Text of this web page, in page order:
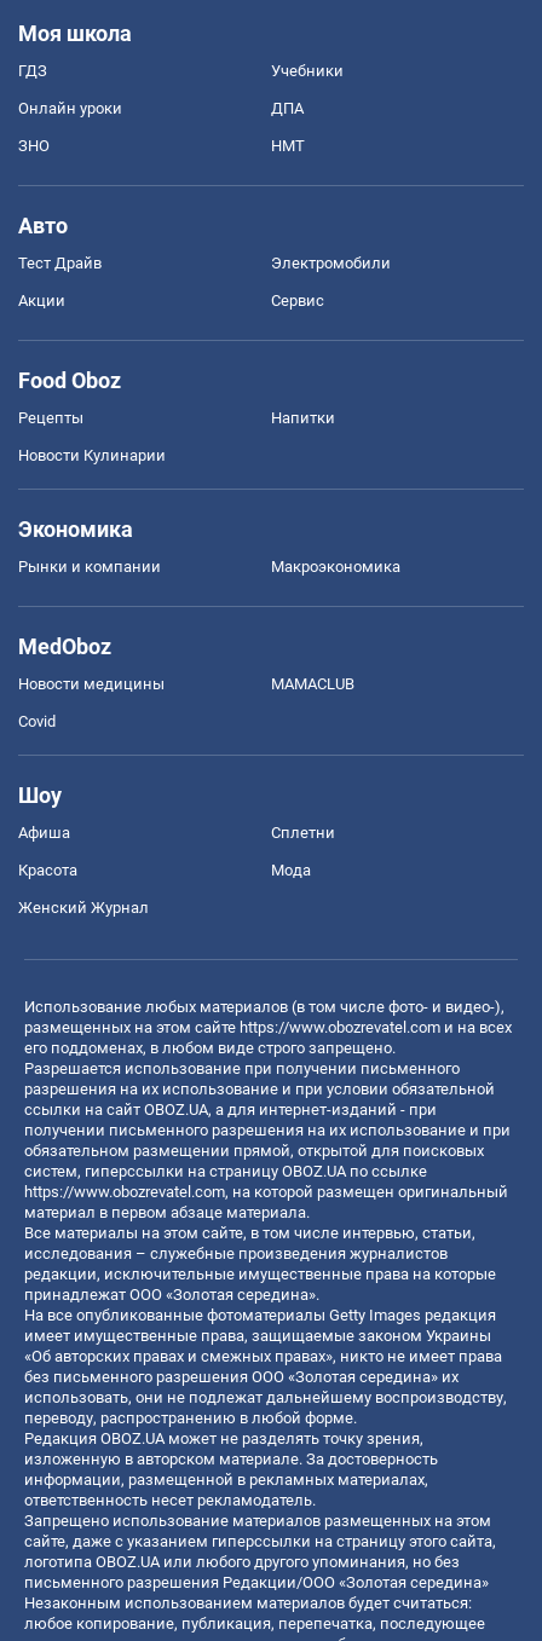
Моя школа
ГДЗ Учебники
Онлайн уроки ДПА
ЗНО НМТ
Авто
Тест Драйв Электромобили
Акции Сервис
Food Oboz
Рецепты Напитки
Новости Кулинарии
Экономика
Рынки и компании Mакроэкономика
MedOboz
Новости медицины MAMACLUB
Covid
Шоу
Афиша Сплетни
Красота Мода
Женский Журнал
Использование любых материалов (в том числе фото- и видео-),
размещенных на этом сайте https://www.obozrevatel.com и на всех
его поддоменах, в любом виде строго запрещено.
Разрешается использование при получении письменного
разрешения на их использование и при условии обязательной
ссылки на сайт OBOZ.UA, а для интернет-изданий - при
получении письменного разрешения на их использование и при
обязательном размещении прямой, открытой для поисковых
систем, гиперссылки на страницу OBOZ.UA по ссылке
https://www.obozrevatel.com, на которой размещен оригинальный
материал в первом абзаце материала.
Все материалы на этом сайте, в том числе интервью, статьи,
исследования – служебные произведения журналистов
редакции, исключительные имущественные права на которые
принадлежат ООО «Золотая середина».
На все опубликованные фотоматериалы Getty Images редакция
имеет имущественные права, защищаемые законом Украины
«Об авторских правах и смежных правах», никто не имеет права
без письменного разрешения ООО «Золотая середина» их
использовать, они не подлежат дальнейшему воспроизводству,
переводу, распространению в любой форме.
Редакция OBOZ.UA может не разделять точку зрения,
изложенную в авторском материале. За достоверность
информации, размещенной в рекламных материалах,
ответственность несет рекламодатель.
Запрещено использование материалов размещенных на этом
сайте, даже с указанием гиперссылки на страницу этого сайта,
логотипа OBOZ.UA или любого другого упоминания, но без
письменного разрешения Редакции/ООО «Золотая середина»
Незаконным использованием материалов будет считаться:
любое копирование, публикация, перепечатка, последующее